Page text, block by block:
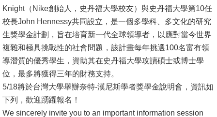
單
研
究
消
息
公
Knight（Nike創始人，史丹福大學校友）與史丹福大學第10任
校長John Hennessy共同設立，是一個多學科、多文化的研究
生獎學金計劃，旨在培育新一代全球領導者，以應對當今世界
複雜和極具挑戰性的社會問題，該計畫每年挑選100名富有領
導潛質的優秀學生，資助其在史丹福大學攻讀碩士或博士學
位，最多將獲得三年的財務支持。
5/18將於台灣大學舉辦奈特-漢尼斯學者獎學金說明會，資訊如
下列，歡迎踴躍報名！
We sincerely invite you to an important information session